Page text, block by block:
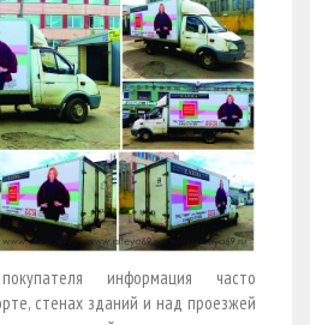
информация часто
стенах зданий и над проезжей